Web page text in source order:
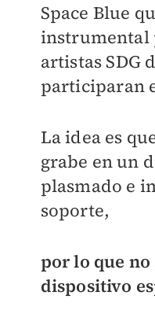
Space Blue
instrumental
artistas SDG
participaran
La idea es
grabe en un
plasmado e
soporte,
por lo que no
dispositivo